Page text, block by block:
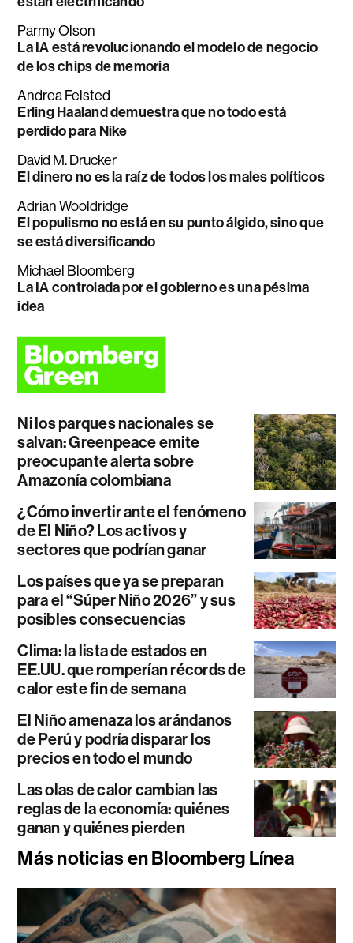
Parmy Olson
La IA está revolucionando el modelo de negocio
de los chips de memoria
Andrea Felsted
Erling Haaland demuestra que no todo está
perdido para Nike
David M. Drucker
El dinero no es la raíz de todos los males políticos
Adrian Wooldridge
El populismo no está en su punto álgido, sino que
se está diversificando
Michael Bloomberg
La IA controlada por el gobierno es una pésima
idea
Ni los parques nacionales se
salvan: Greenpeace emite
preocupante alerta sobre
Amazonía colombiana
¿Cómo invertir ante el fenómeno
de El Niño? Los activos y
sectores que podrían ganar
Los países que ya se preparan
para el “Súper Niño 2026” y sus
posibles consecuencias
Clima: la lista de estados en
EE.UU. que romperían récords de
calor este fin de semana
El Niño amenaza los arándanos
de Perú y podría disparar los
precios en todo el mundo
Las olas de calor cambian las
reglas de la economía: quiénes
ganan y quiénes pierden
Más noticias en Bloomberg Línea